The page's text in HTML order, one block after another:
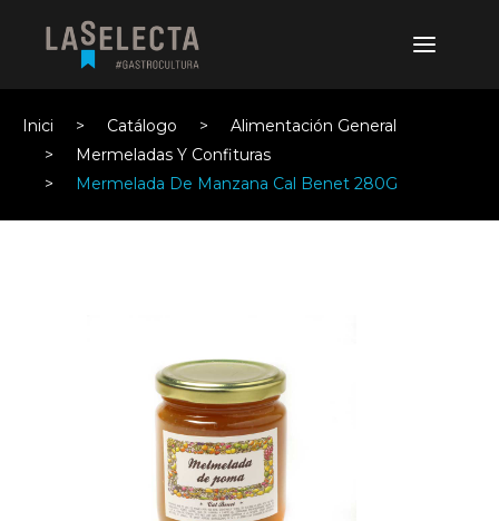
Inici Catálogo
Alimentación General
Mermeladas Y Confituras
Mermelada De Manzana Cal Benet 280G